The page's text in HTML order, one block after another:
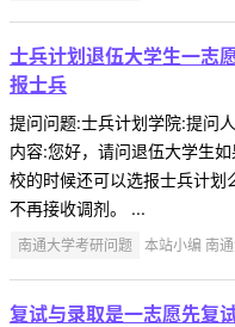
士兵计划退伍大学生一志
报士兵
提问问题:士兵计划学院:提
内容:您好，请问退伍大学生
校的时候还可以选报士兵计划
不再接收调剂。 ...
南通大学考研问题 本站小编 南
复试与录取是一志愿先复